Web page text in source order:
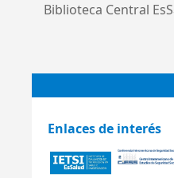
Biblioteca Central
Enlaces de interés